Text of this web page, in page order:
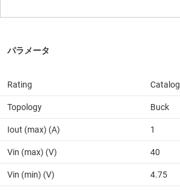
Rating Catalog
Topology Buck
Iout (max) (A) 1
Vin (max) (V) 40
Vin (min) (V) 4.75